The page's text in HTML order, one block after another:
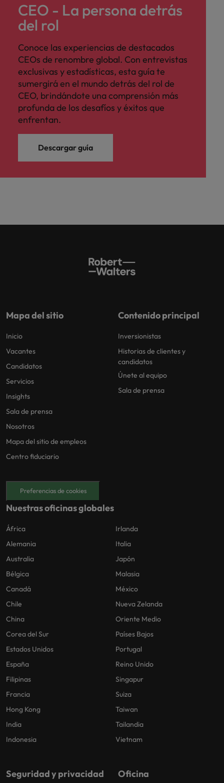
CEO - La persona detrás
del rol
Conoce las experiencias de destacados
CEOs de renombre global. Con entrevistas
exclusivas y estadísticas, esta guía te
sumergirá en el mundo detrás del rol de
CEO, brindándote una comprensión más
profunda de los desafíos y éxitos que
enfrentan.
Descargar guía
Mapa del sitio
Inicio
Vacantes
Candidatos
Servicios
Insights
Sala de prensa
Nosotros
Mapa del sitio de empleos
Centro fiduciario
Contenido principal
Inversionistas
Historias de clientes y
candidatos
Únete al equipo
Sala de prensa
Preferencias de cookies
Nuestras oficinas globales
África
Alemania
Australia
Bélgica
Canadá
Chile
China
Corea del Sur
Estados Unidos
España
Filipinas
Francia
Hong Kong
India
Indonesia
Irlanda
Italia
Japón
Malasia
México
Nueva Zelanda
Oriente Medio
Países Bajos
Portugal
Reino Unido
Singapur
Suiza
Taiwan
Tailandia
Vietnam
Seguridad y privacidad Oficina